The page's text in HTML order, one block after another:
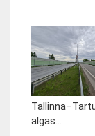
algas...